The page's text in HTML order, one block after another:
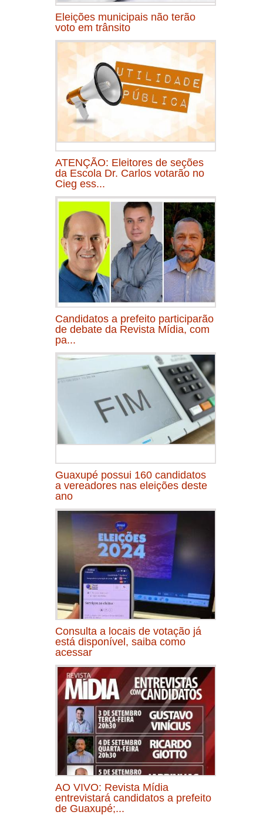
Eleições municipais não terão
voto em trânsito
ATENÇÃO: Eleitores de seções
da Escola Dr. Carlos votarão no
Cieg ess...
Candidatos a prefeito participarão
de debate da Revista Mídia, com
pa...
Guaxupé possui 160 candidatos
a vereadores nas eleições deste
ano
Consulta a locais de votação já
está disponível, saiba como
acessar
AO VIVO: Revista Mídia
entrevistará candidatos a prefeito
de Guaxupé;...